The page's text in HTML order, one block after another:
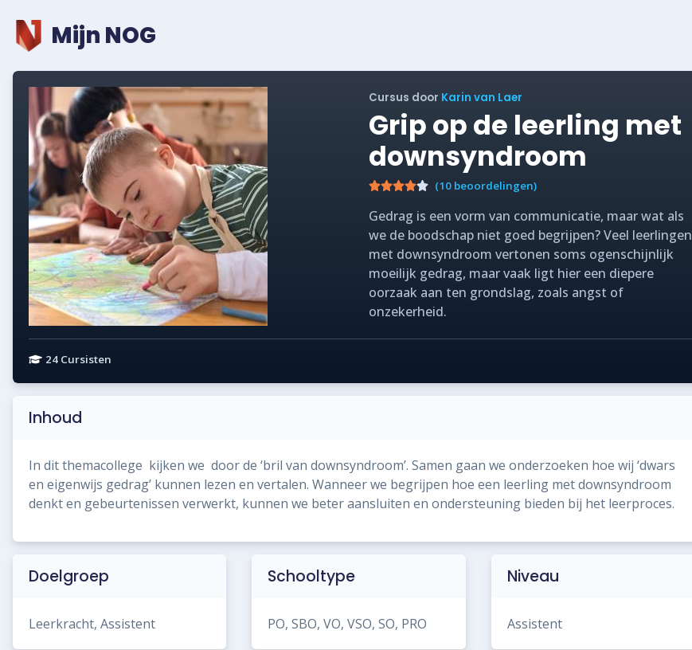
Mijn NOG
Cursus door Karin van Laer
Grip op de leerling met
downsyndroom
(10 beoordelingen)
Gedrag is een vorm van communicatie, maar wat als
we de boodschap niet goed begrijpen? Veel leerlingen
met downsyndroom vertonen soms ogenschijnlijk
moeilijk gedrag, maar vaak ligt hier een diepere
oorzaak aan ten grondslag, zoals angst of
onzekerheid.
24 Cursisten
Inhoud
In dit themacollege kijken we door de ‘bril van downsyndroom’. Samen gaan we onderzoeken hoe wij ‘dwars
en eigenwijs gedrag’ kunnen lezen en vertalen. Wanneer we begrijpen hoe een leerling met downsyndroom
denkt en gebeurtenissen verwerkt, kunnen we beter aansluiten en ondersteuning bieden bij het leerproces.
Doelgroep
Leerkracht, Assistent
Schooltype
PO, SBO, VO, VSO, SO, PRO
Niveau
Assistent